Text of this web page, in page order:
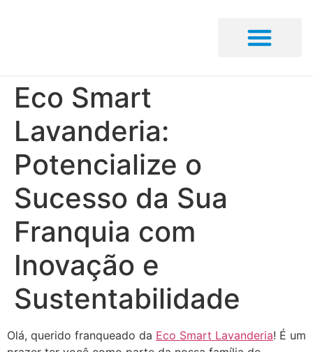
Eco Smart
Lavanderia:
Potencialize o
Sucesso da Sua
Franquia com
Inovação e
Sustentabilidade
Olá, querido franqueado da Eco Smart Lavanderia! É um